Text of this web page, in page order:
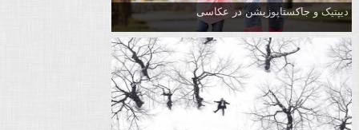
دیپتیک و جاکستا‌پوزیشن در عکاسی